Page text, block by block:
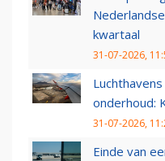
kwartaal
31-07-2026,
onderhoud:
31-07-2026,
Einde van